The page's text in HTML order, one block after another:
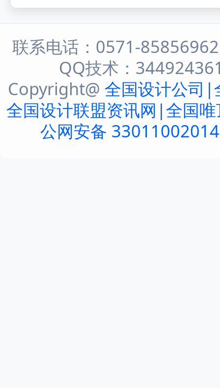
联系电话：0571-
QQ技术：
Copyright@ 全国设计公司|
全国设计联盟资讯网|全国
公网安备